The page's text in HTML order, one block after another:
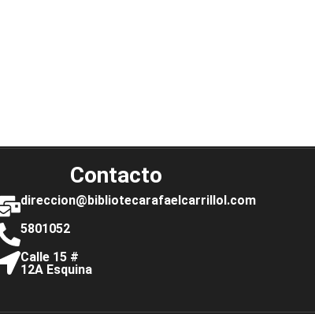
Contacto
direccion@bibliotecarafaelcarrillol.com
5801052
Calle 15 #
12A Esquina